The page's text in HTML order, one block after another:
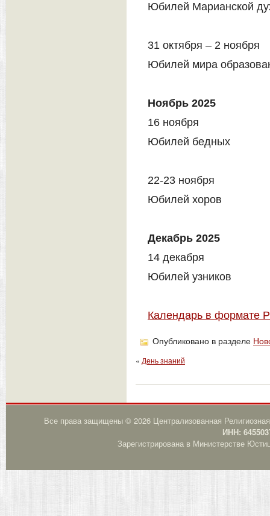
Юбилей Марианской
31 октября – 2 ноября
Юбилей мира
Ноябрь 2025
16 ноября
Юбилей бедных
22-23 ноября
Юбилей хоров
Декабрь 2025
14 декабря
Юбилей узников
Календарь в формате
Опубликовано в разделе
« День знаний
Все права защищены © 2026 Централизованная
ИНН:
Зарегистрирована в Министерстве